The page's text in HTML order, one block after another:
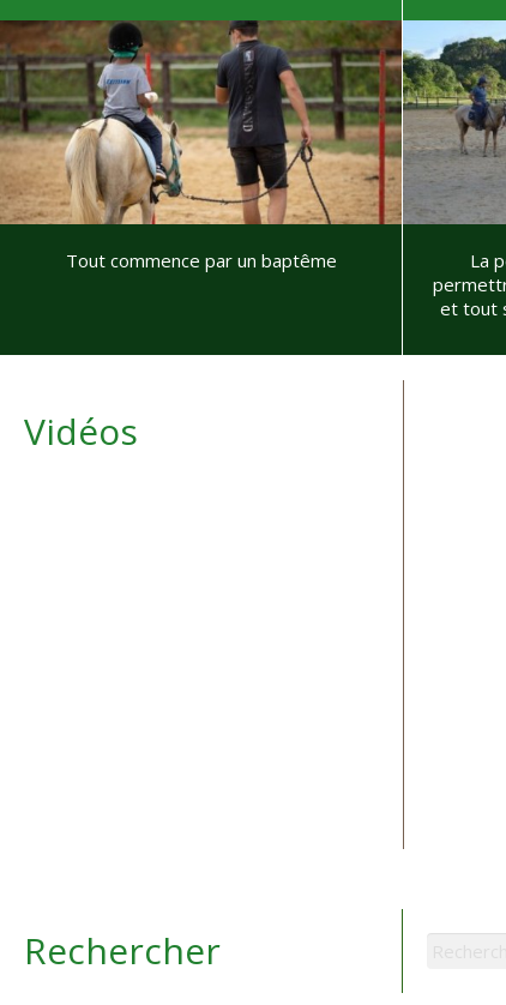
Tout commence par un baptême
La
et tout
Vidéos
Rechercher